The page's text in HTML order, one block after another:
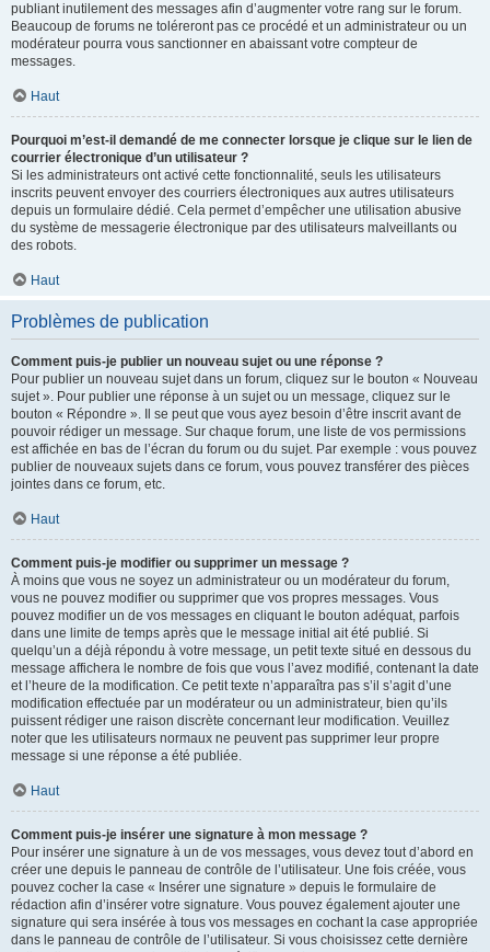
publiant inutilement des messages afin d’augmenter votre rang sur le forum.
Beaucoup de forums ne toléreront pas ce procédé et un administrateur ou un
modérateur pourra vous sanctionner en abaissant votre compteur de
messages.
Haut
Pourquoi m’est-il demandé de me connecter lorsque je clique sur le lien de
courrier électronique d’un utilisateur ?
Si les administrateurs ont activé cette fonctionnalité, seuls les utilisateurs
inscrits peuvent envoyer des courriers électroniques aux autres utilisateurs
depuis un formulaire dédié. Cela permet d’empêcher une utilisation abusive
du système de messagerie électronique par des utilisateurs malveillants ou
des robots.
Haut
Problèmes de publication
Comment puis-je publier un nouveau sujet ou une réponse ?
Pour publier un nouveau sujet dans un forum, cliquez sur le bouton « Nouveau
sujet ». Pour publier une réponse à un sujet ou un message, cliquez sur le
bouton « Répondre ». Il se peut que vous ayez besoin d’être inscrit avant de
pouvoir rédiger un message. Sur chaque forum, une liste de vos permissions
est affichée en bas de l’écran du forum ou du sujet. Par exemple : vous pouvez
publier de nouveaux sujets dans ce forum, vous pouvez transférer des pièces
jointes dans ce forum, etc.
Haut
Comment puis-je modifier ou supprimer un message ?
À moins que vous ne soyez un administrateur ou un modérateur du forum,
vous ne pouvez modifier ou supprimer que vos propres messages. Vous
pouvez modifier un de vos messages en cliquant le bouton adéquat, parfois
dans une limite de temps après que le message initial ait été publié. Si
quelqu’un a déjà répondu à votre message, un petit texte situé en dessous du
message affichera le nombre de fois que vous l’avez modifié, contenant la date
et l’heure de la modification. Ce petit texte n’apparaîtra pas s’il s’agit d’une
modification effectuée par un modérateur ou un administrateur, bien qu’ils
puissent rédiger une raison discrète concernant leur modification. Veuillez
noter que les utilisateurs normaux ne peuvent pas supprimer leur propre
message si une réponse a été publiée.
Haut
Comment puis-je insérer une signature à mon message ?
Pour insérer une signature à un de vos messages, vous devez tout d’abord en
créer une depuis le panneau de contrôle de l’utilisateur. Une fois créée, vous
pouvez cocher la case « Insérer une signature » depuis le formulaire de
rédaction afin d’insérer votre signature. Vous pouvez également ajouter une
signature qui sera insérée à tous vos messages en cochant la case appropriée
dans le panneau de contrôle de l’utilisateur. Si vous choisissez cette dernière